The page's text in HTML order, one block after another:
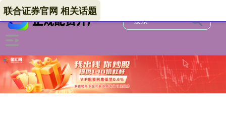
联合证券官网 相关话题